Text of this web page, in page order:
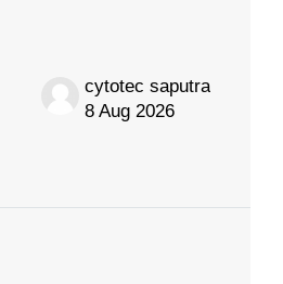
cytotec saputra
8 Aug 2026